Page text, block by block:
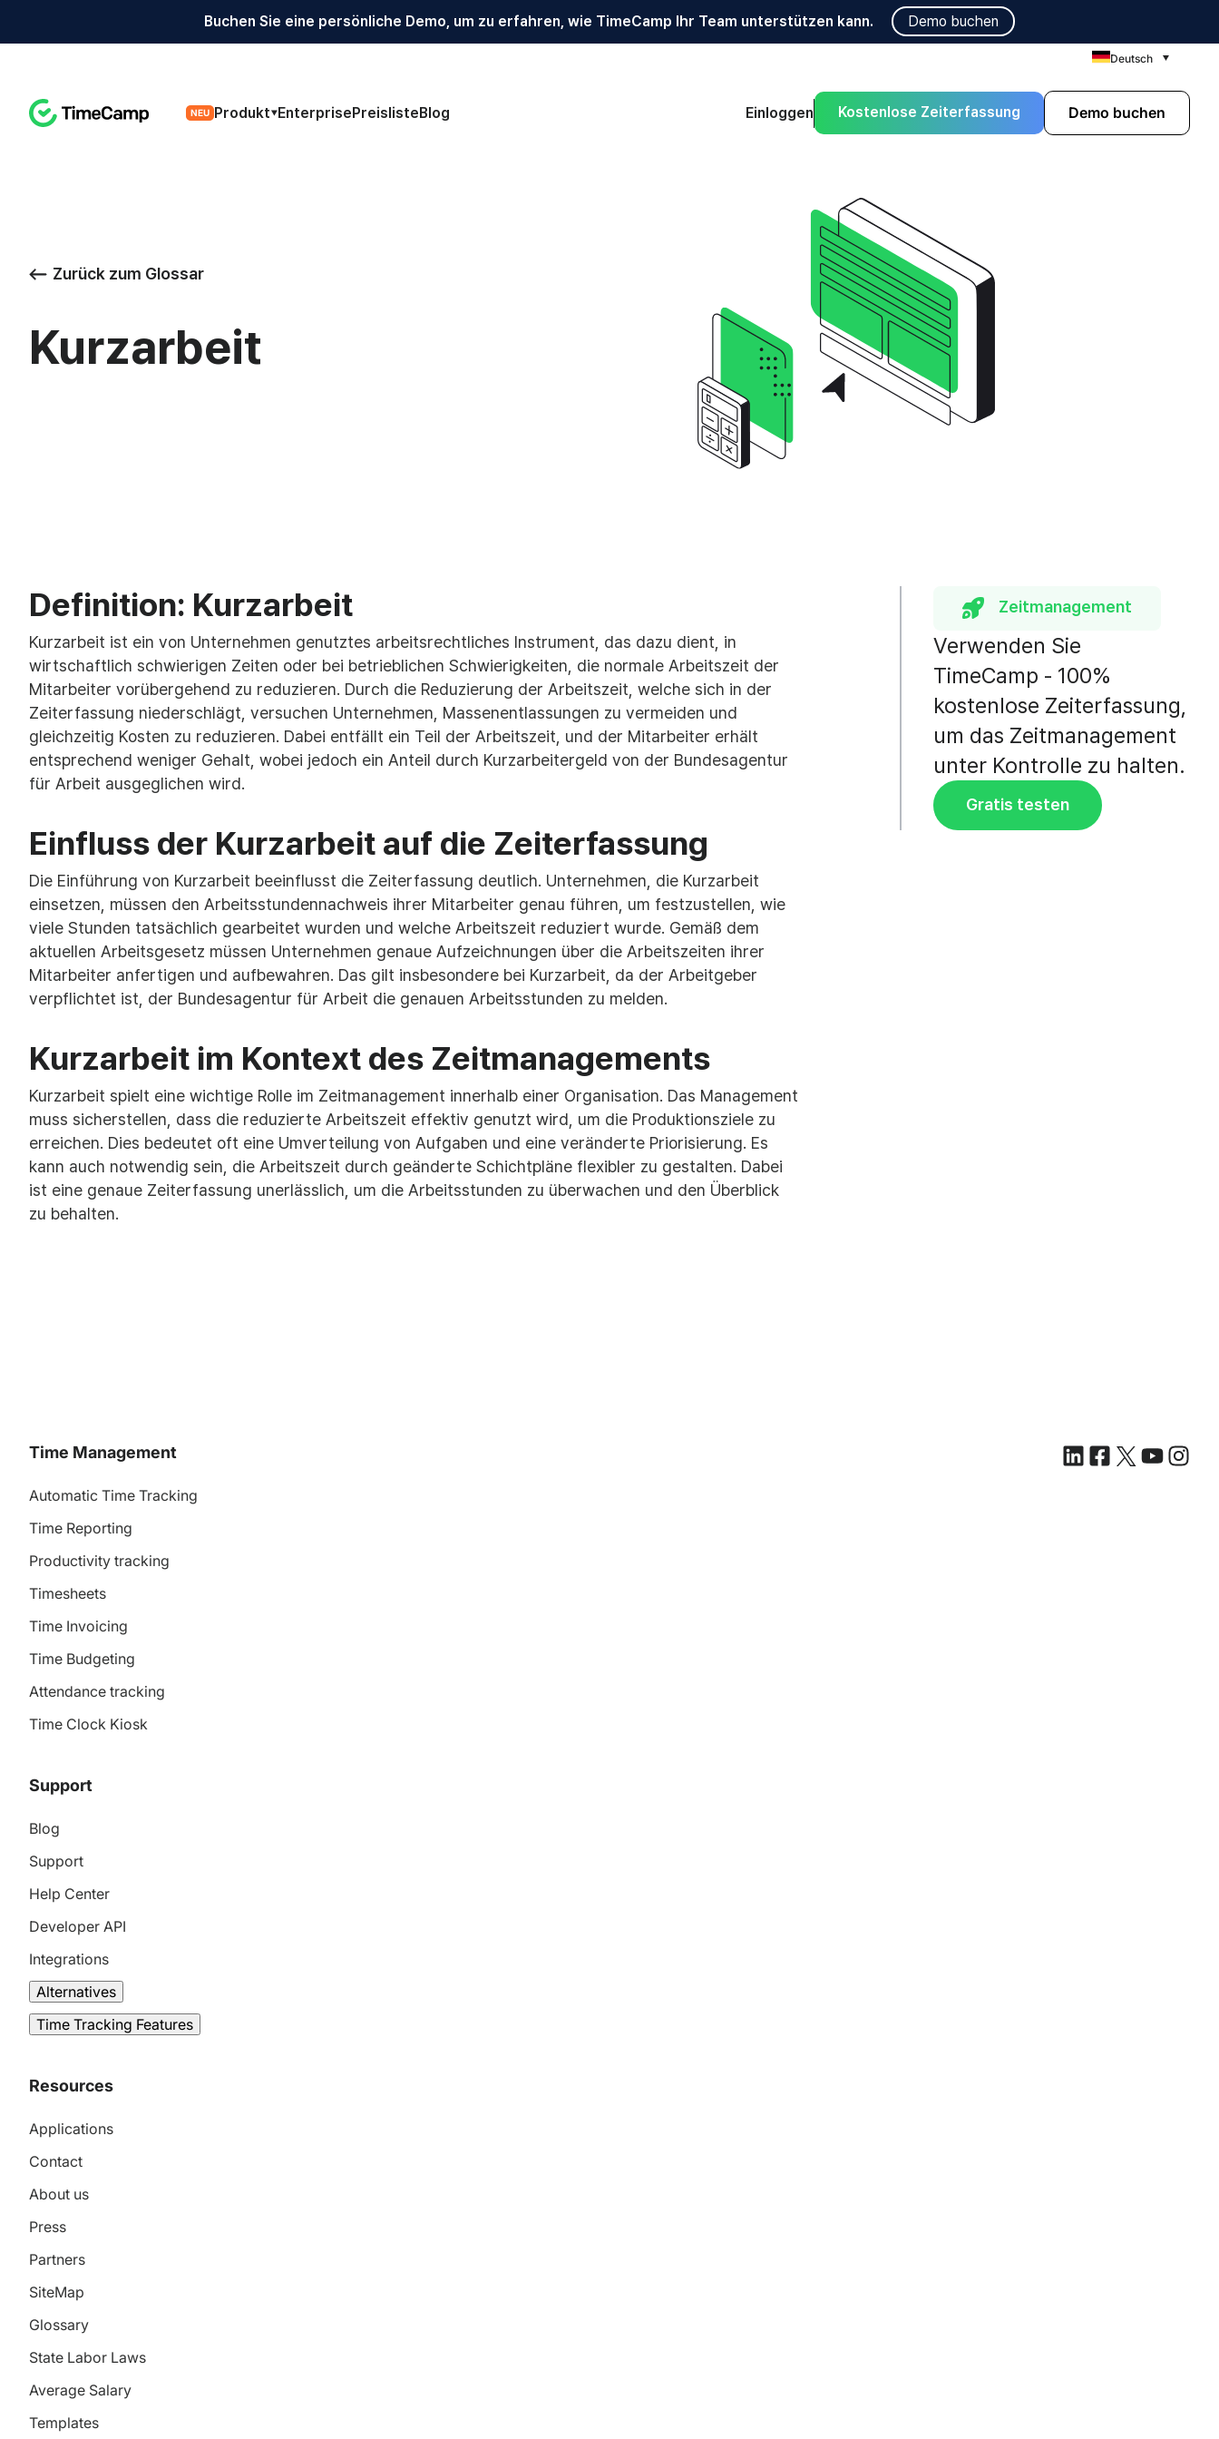
Buchen Sie eine persönliche Demo, um zu erfahren, wie TimeCamp Ihr Team unterstützen kann. Demo buchen
Deutsch
NEU Produkt EnterprisePreislisteBlog Einloggen Kostenlose Zeiterfassung Demo buchen
Zurück zum Glossar
Kurzarbeit
Definition: Kurzarbeit
Kurzarbeit ist ein von Unternehmen genutztes arbeitsrechtliches Instrument, das dazu dient, in
wirtschaftlich schwierigen Zeiten oder bei betrieblichen Schwierigkeiten, die normale Arbeitszeit der
Mitarbeiter vorübergehend zu reduzieren. Durch die Reduzierung der Arbeitszeit, welche sich in der
Zeiterfassung niederschlägt, versuchen Unternehmen, Massenentlassungen zu vermeiden und
gleichzeitig Kosten zu reduzieren. Dabei entfällt ein Teil der Arbeitszeit, und der Mitarbeiter erhält
entsprechend weniger Gehalt, wobei jedoch ein Anteil durch Kurzarbeitergeld von der Bundesagentur
für Arbeit ausgeglichen wird.
Einfluss der Kurzarbeit auf die Zeiterfassung
Die Einführung von Kurzarbeit beeinflusst die Zeiterfassung deutlich. Unternehmen, die Kurzarbeit
einsetzen, müssen den Arbeitsstundennachweis ihrer Mitarbeiter genau führen, um festzustellen, wie
viele Stunden tatsächlich gearbeitet wurden und welche Arbeitszeit reduziert wurde. Gemäß dem
aktuellen Arbeitsgesetz müssen Unternehmen genaue Aufzeichnungen über die Arbeitszeiten ihrer
Mitarbeiter anfertigen und aufbewahren. Das gilt insbesondere bei Kurzarbeit, da der Arbeitgeber
verpflichtet ist, der Bundesagentur für Arbeit die genauen Arbeitsstunden zu melden.
Kurzarbeit im Kontext des Zeitmanagements
Kurzarbeit spielt eine wichtige Rolle im Zeitmanagement innerhalb einer Organisation. Das Management
muss sicherstellen, dass die reduzierte Arbeitszeit effektiv genutzt wird, um die Produktionsziele zu
erreichen. Dies bedeutet oft eine Umverteilung von Aufgaben und eine veränderte Priorisierung. Es
kann auch notwendig sein, die Arbeitszeit durch geänderte Schichtpläne flexibler zu gestalten. Dabei
ist eine genaue Zeiterfassung unerlässlich, um die Arbeitsstunden zu überwachen und den Überblick
zu behalten.
Zeitmanagement
Verwenden Sie
TimeCamp - 100%
kostenlose Zeiterfassung,
um das Zeitmanagement
unter Kontrolle zu halten.
Gratis testen
Time Management
Automatic Time Tracking
Time Reporting
Productivity tracking
Timesheets
Time Invoicing
Time Budgeting
Attendance tracking
Time Clock Kiosk
Support
Blog
Support
Help Center
Developer API
Integrations
Alternatives
Time Tracking Features
Resources
Applications
Contact
About us
Press
Partners
SiteMap
Glossary
State Labor Laws
Average Salary
Templates